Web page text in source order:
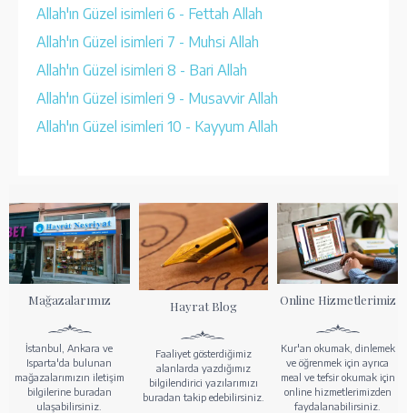
Allah'ın Güzel isimleri 6 - Fettah Allah
Allah'ın Güzel isimleri 7 - Muhsi Allah
Allah'ın Güzel isimleri 8 - Bari Allah
Allah'ın Güzel isimleri 9 - Musavvir Allah
Allah'ın Güzel isimleri 10 - Kayyum Allah
Mağazalarımız
İstanbul, Ankara ve
Isparta'da bulunan
mağazalarımızın iletişim
bilgilerine buradan
ulaşabilirsiniz.
Hayrat Blog
Faaliyet gösterdiğimiz
alanlarda yazdığımız
bilgilendirici yazılarımızı
buradan takip edebilirsiniz.
Online Hizmetlerimiz
Kur'an okumak, dinlemek
ve öğrenmek için ayrıca
meal ve tefsir okumak için
online hizmetlerimizden
faydalanabilirsiniz.